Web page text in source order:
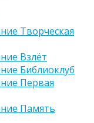
Творческая
Взлёт
Библиоклуб
Первая
Память